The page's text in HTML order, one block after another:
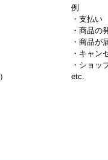
例
・支払い
・商品の
・商品が
・キャン
・ショッ
etc.